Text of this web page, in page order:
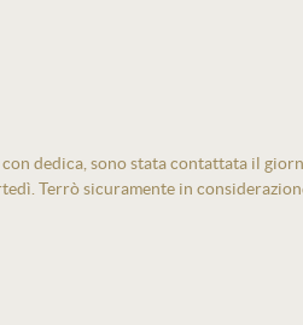
dedica, sono stata contattata il
Terrò sicuramente in